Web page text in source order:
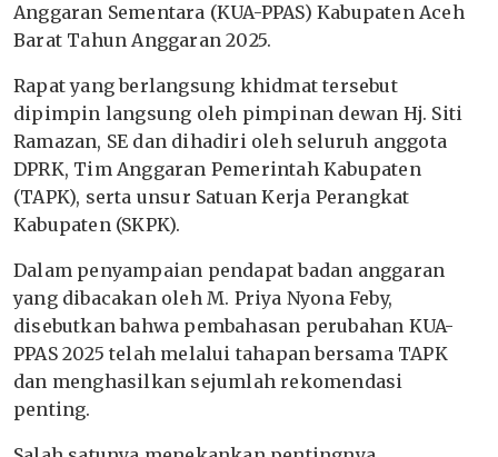
Anggaran Sementara (KUA-PPAS) Kabupaten Aceh
Barat Tahun Anggaran 2025.
Rapat yang berlangsung khidmat tersebut
dipimpin langsung oleh pimpinan dewan Hj. Siti
Ramazan, SE dan dihadiri oleh seluruh anggota
DPRK, Tim Anggaran Pemerintah Kabupaten
(TAPK), serta unsur Satuan Kerja Perangkat
Kabupaten (SKPK).
Dalam penyampaian pendapat badan anggaran
yang dibacakan oleh M. Priya Nyona Feby,
disebutkan bahwa pembahasan perubahan KUA-
PPAS 2025 telah melalui tahapan bersama TAPK
dan menghasilkan sejumlah rekomendasi
penting.